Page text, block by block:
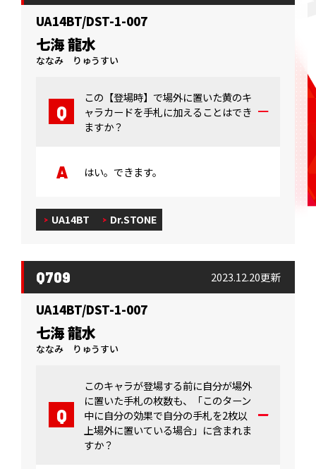
UA14BT/DST-1-007
七海 龍水
ななみ りゅうすい
この【登場時】で場外に置いた黄のキ
ャラカードを手札に加えることはでき
ますか？
はい。できます。
UA14BT Dr.STONE
Q709 2023.12.20更新
UA14BT/DST-1-007
七海 龍水
ななみ りゅうすい
このキャラが登場する前に自分が場外
に置いた手札の枚数も、「このターン
中に自分の効果で自分の手札を2枚以
上場外に置いている場合」に含まれま
すか？